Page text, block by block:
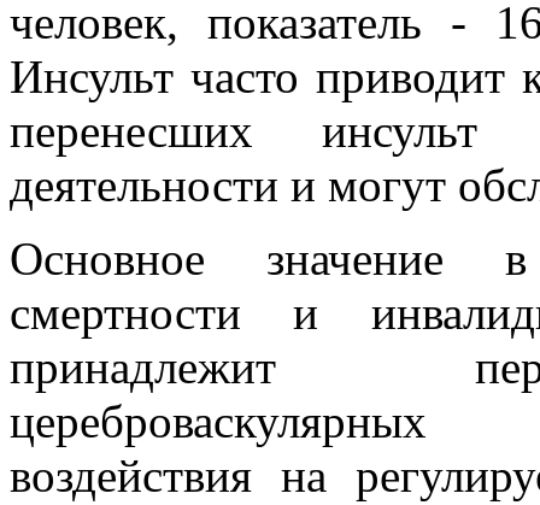
человек, показатель -
Инсульт часто приводит
перенесших инсульт
деятельности и могут
Основное значение в
смертности и
принадлежит
воздействия на